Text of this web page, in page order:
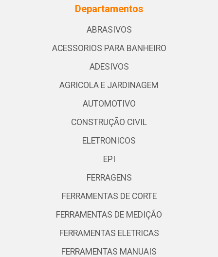
Departamentos
ABRASIVOS
ACESSORIOS PARA BANHEIRO
ADESIVOS
AGRICOLA E JARDINAGEM
AUTOMOTIVO
CONSTRUÇÃO CIVIL
ELETRONICOS
EPI
FERRAGENS
FERRAMENTAS DE CORTE
FERRAMENTAS DE MEDIÇÃO
FERRAMENTAS ELETRICAS
FERRAMENTAS MANUAIS